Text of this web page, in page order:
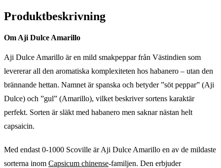
Produktbeskrivning
Om Aji Dulce Amarillo
Aji Dulce Amarillo är en mild smakpeppar från Västindien som
levererar all den aromatiska komplexiteten hos habanero – utan den
brännande hettan. Namnet är spanska och betyder ”söt peppar” (Aji
Dulce) och ”gul” (Amarillo), vilket beskriver sortens karaktär
perfekt. Sorten är släkt med habanero men saknar nästan helt
capsaicin.
Med endast 0-1000 Scoville är Aji Dulce Amarillo en av de mildaste
sorterna inom Capsicum chinense-familjen. Den erbjuder